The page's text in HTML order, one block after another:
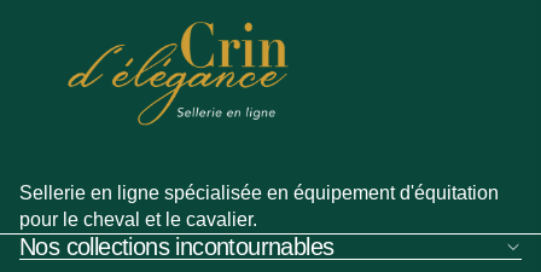
Sellerie en ligne spécialisée en équipement d'équitation
pour le cheval et le cavalier.
Nos collections incontournables